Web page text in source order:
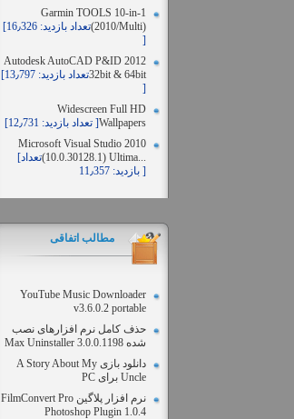
Garmin TOOLS 10-in-1
(2010/Multi)
[تعداد بازدید: 16٫326
]
Autodesk AutoCAD P&ID 2012
32bit & 64bit
[تعداد بازدید: 13٫797
]
Widescreen Full HD
Wallpapers[تعداد بازدید: 12٫731 ]
Microsoft Visual Studio 2010
(10.0.30128.1) Ultima...
[تعداد
بازدید: 11٫357 ]
مطالب اتفاقی
YouTube Music Downloader
v3.6.0.2 portable
حذف کامل نرم افزارهای نصب
شده Max Uninstaller 3.0.0.1198
دانلود بازی A Story About My
Uncle برای PC
نرم افزار پلاگین FilmConvert Pro
Photoshop Plugin 1.0.4